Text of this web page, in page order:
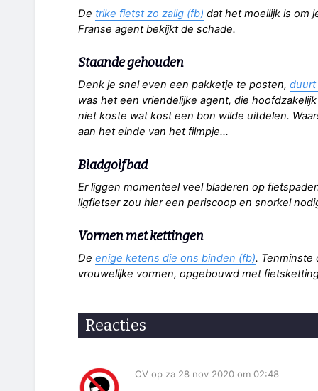
De trike fietst zo zalig (fb) dat het moeilijk is om
Franse agent bekijkt de schade.
Staande gehouden
Denk je snel even een pakketje te posten, duurt
was het een vriendelijke agent, die
niet koste wat kost een bon wilde uitdelen.
aan het einde van het filmpje...
Bladgolfbad
Er liggen momenteel veel bladeren op
ligfietser zou hier een periscoop en snorkel
Vormen met kettingen
De enige ketens die ons binden (fb). Tenminste
vrouwelijke vormen, opgebouwd met
Reacties
CV op za 28 nov 2020 om 02:48